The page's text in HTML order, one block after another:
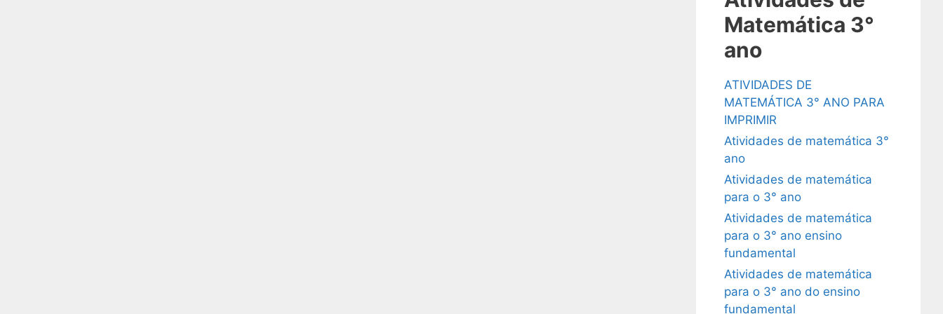
Matemática 3°
ano
ATIVIDADES DE
MATEMÁTICA 3° ANO PARA
IMPRIMIR
Atividades de matemática 3°
ano
Atividades de matemática
para o 3° ano
Atividades de matemática
para o 3° ano ensino
fundamental
Atividades de matemática
para o 3° ano do ensino
fundamental